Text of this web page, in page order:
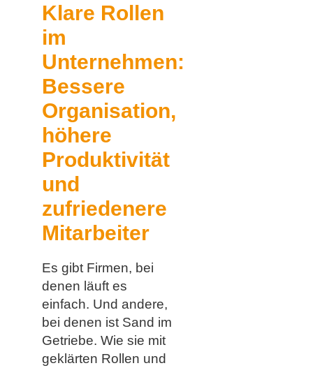
Klare Rollen
im
Unternehmen:
Bessere
Organisation,
höhere
Produktivität
und
zufriedenere
Mitarbeiter
Es gibt Firmen, bei
denen läuft es
einfach. Und andere,
bei denen ist Sand im
Getriebe. Wie sie mit
geklärten Rollen und